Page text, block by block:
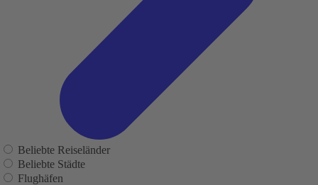
Beliebte Reiseländer
Beliebte Städte
Flughäfen